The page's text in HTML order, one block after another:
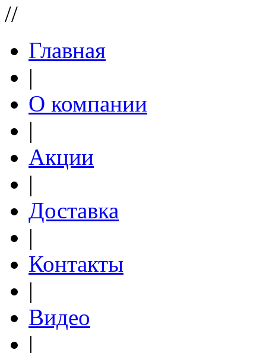
//
Главная
|
О компании
|
Акции
|
Доставка
|
Контакты
|
Видео
|